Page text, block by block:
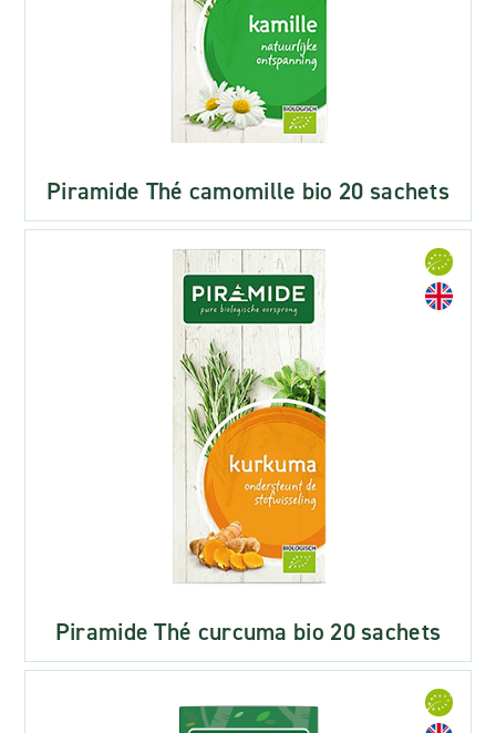
Piramide Thé camomille bio 20 sachets
Piramide Thé curcuma bio 20 sachets